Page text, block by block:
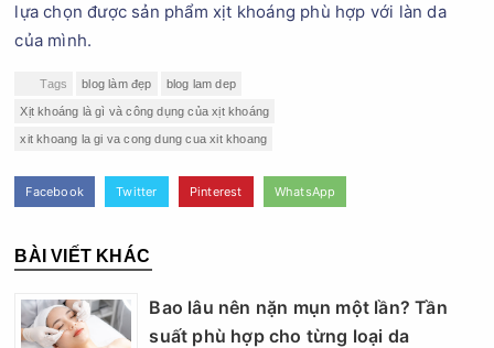
lựa chọn được sản phẩm xịt khoáng phù hợp với làn da
của mình.
Tags blog làm đẹp blog lam dep
Xịt khoáng là gì và công dụng của xịt khoáng
xit khoang la gi va cong dung cua xit khoang
Facebook Twitter Pinterest WhatsApp
BÀI VIẾT KHÁC
Bao lâu nên nặn mụn một lần? Tần
suất phù hợp cho từng loại da